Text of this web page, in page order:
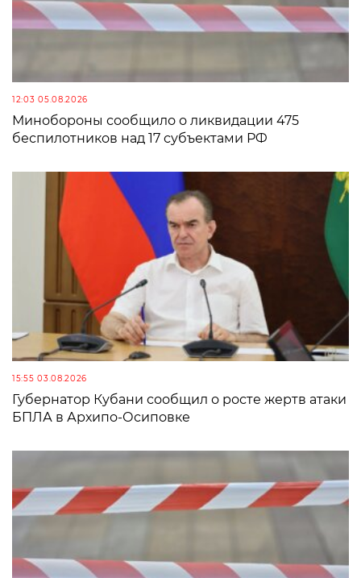
12:03 05.08.2026
Минобороны сообщило о ликвидации 475
беспилотников над 17 субъектами РФ
15:55 03.08.2026
Губернатор Кубани сообщил о росте жертв атаки
БПЛА в Архипо-Осиповке